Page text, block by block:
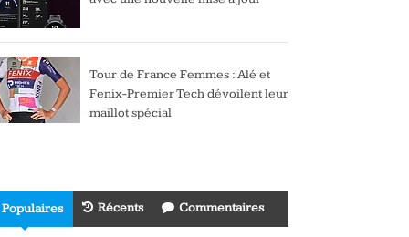
Tour de France Femmes : Alé et
Fenix-Premier Tech dévoilent leur
maillot spécial
Populaires Récents Commentaires